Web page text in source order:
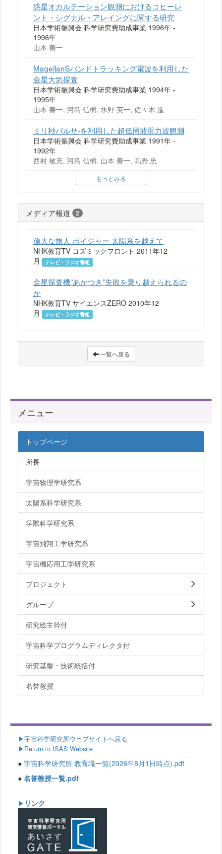
惑星オカルテーション観測におけるコヒーレ
ント・シグナル・アレイングに関する研究
日本学術振興会 科学研究費助成事業 1996年 -
1996年
山本 善一
MagellanSバンドトラッキング電波を利用した
金星大気探査
日本学術振興会 科学研究費助成事業 1994年 -
1995年
山本 善一, 河島 信樹, 水野 英一, 佐々木 進
ミリ秒パルサ-を利用した超低周波重力波観測
日本学術振興会 科学研究費助成事業 1991年 -
1992年
西村 敏充, 河島 信樹, 山本 善一, 高野 忠
もっとみる
メディア報道 2
偉大な旅人 ボイジャー 太陽系を越えて
NHK教育TV コズミックフロント 2011年12
月
テレビ・ラジオ番組
金星探査機”あかつき”失敗を乗り越えられるの
か
NHK教育TV サイエンスZERO 2010年12
月
テレビ・ラジオ番組
一覧へ戻る
メニュー
トップページ
所長
宇宙物理学研究系
太陽系科学研究系
学際科学研究系
宇宙飛翔工学研究系
宇宙機応用工学研究系
プロジェクト
グループ
研究総主幹付
宇宙科学プログラムディレクタ付
研究基盤・技術統括付
名誉教授
▶宇宙科学研究所ウェブサイトへ戻る
▶Return to ISAS Website
● 宇宙科学研究所 教育職一覧(2026年8月1日時点).pdf
● 名誉教授一覧.pdf
▶ リンク